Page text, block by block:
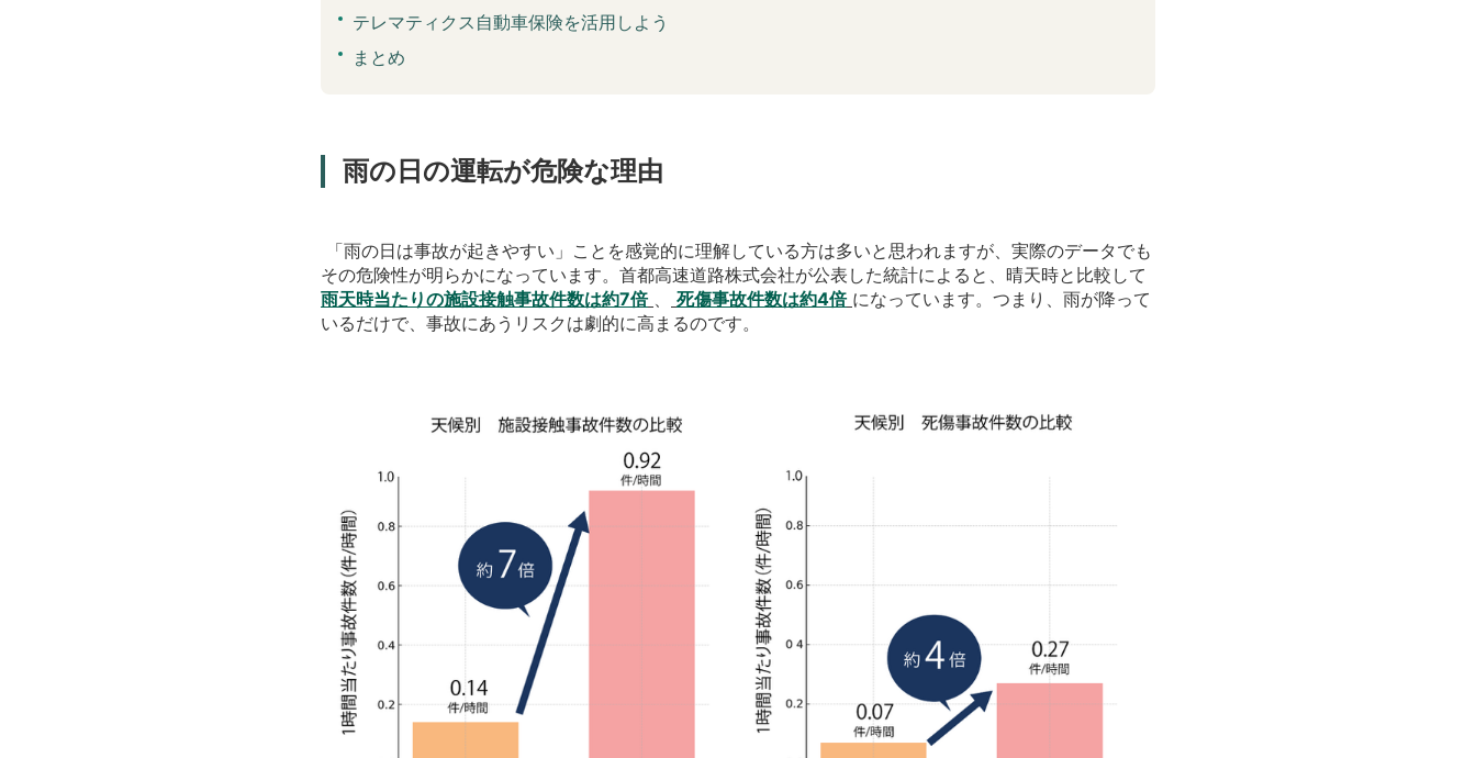
テレマティクス自動車保険を活用しよう
まとめ
雨の日の運転が危険な理由
「雨の日は事故が起きやすい」ことを感覚的に理解している方は多いと思われますが、実際のデータでも
その危険性が明らかになっています。首都高速道路株式会社が公表した統計によると、晴天時と比較して
雨天時当たりの施設接触事故件数は約7倍
死傷事故件数は約4倍 になっています。つまり、雨が降って
いるだけで、事故にあうリスクは劇的に高まるのです。